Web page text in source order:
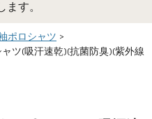
ます。
ポロシャツ
ツ(吸汗速乾)(抗菌防臭)(紫外線